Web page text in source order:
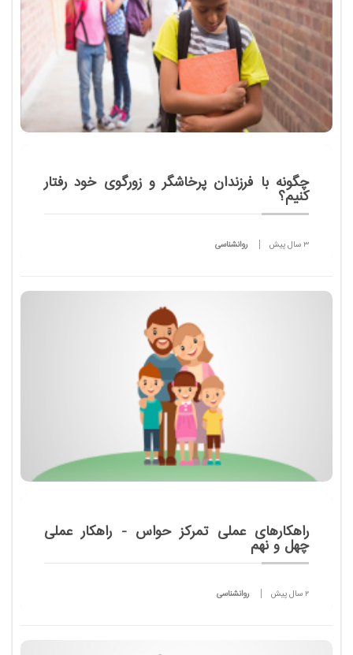
چگونه با فرزندان پرخاشگر و زورگوی خود رفتار
کنیم؟
3 سال پیش روانشناسی
است و آن ها را آزار می دهد، نحوه رفتار با کودک زورگو
بسیار مهم است و می تواند از بروز رفتارهای
راهکارهای عملی تمرکز حواس - راهکار عملی
چهل و نهم
2 سال پیش روانشناسی